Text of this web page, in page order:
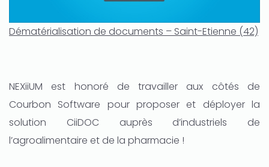
Dématérialisation de documents – Saint-Etienne (42)
NEXiiUM est honoré de travailler aux côtés de
Courbon Software pour proposer et déployer la
solution CiiDOC auprès d’industriels de
l’agroalimentaire et de la pharmacie !